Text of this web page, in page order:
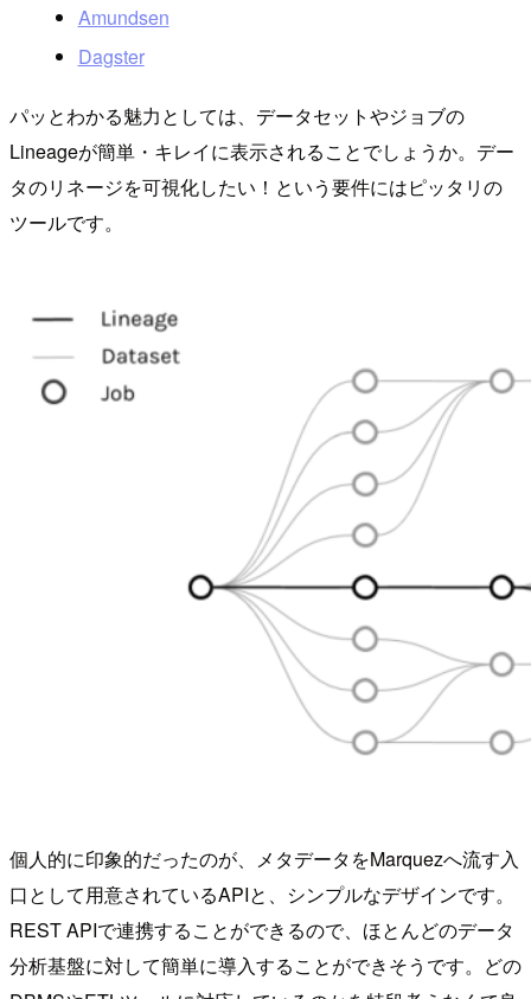
Amundsen
Dagster
パッとわかる魅力としては、データセットやジョブの
Lineageが簡単・キレイに表示されることでしょうか。デー
タのリネージを可視化したい！という要件にはピッタリの
ツールです。
個人的に印象的だったのが、メタデータをMarquezへ流す入
口として用意されているAPIと、シンプルなデザインです。
REST APIで連携することができるので、ほとんどのデータ
分析基盤に対して簡単に導入することができそうです。どの